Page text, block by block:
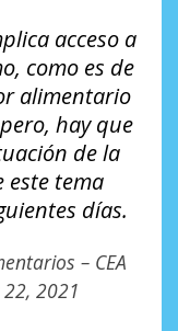
acceso a
como es de
alimentario
hay que
de la
este tema
días.
– CEA
2021